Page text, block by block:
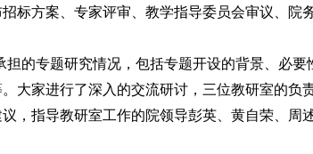
标方案、专家评审、教学指导委员会审议、院
的专题研究情况，包括专题开设的背景、必要
大家进行了深入的交流研讨，三位教研室的负
，指导教研室工作的院领导彭英、黄自荣、周